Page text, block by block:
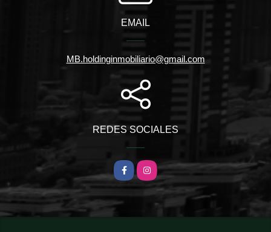
EMAIL
MB.holdinginmobiliario@gmail.com
REDES SOCIALES
FacebookInstagram